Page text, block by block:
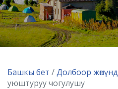
Башкы бет /Долбоор жөнүндө
уюштуруу чогулушу